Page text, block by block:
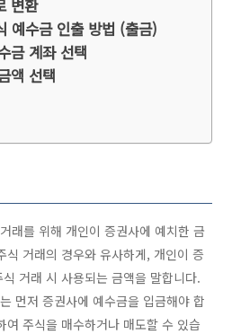
변환
예수금 인출 방법 (출금)
금 계좌 선택
액 선택
래를 위해 개인이 증권사에 예치한 금
식 거래의 경우와 유사하게, 개인이 증
거래 시 사용되는 금액을 말합니다.
먼저 증권사에 예수금을 입금해야 합
여 주식을 매수하거나 매도할 수 있습